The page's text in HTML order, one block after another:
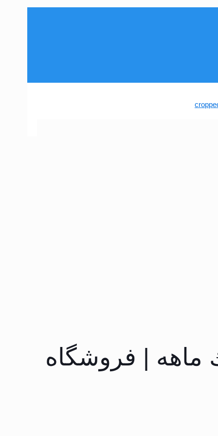
ماهه | فروشگاه